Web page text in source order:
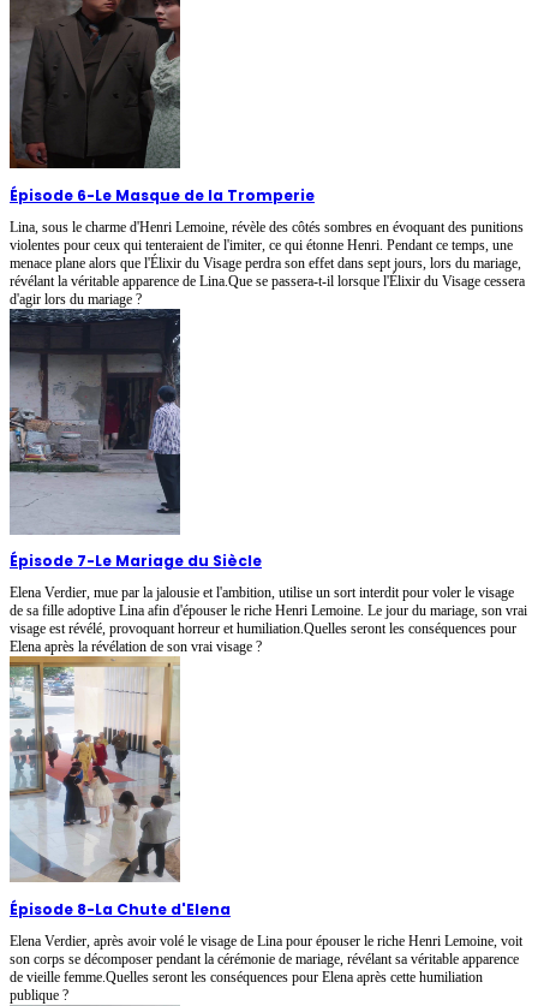
Épisode 6-Le Masque de la Tromperie
Lina, sous le charme d'Henri Lemoine, révèle des côtés sombres en évoquant des punitions
violentes pour ceux qui tenteraient de l'imiter, ce qui étonne Henri. Pendant ce temps, une
menace plane alors que l'Élixir du Visage perdra son effet dans sept jours, lors du mariage,
révélant la véritable apparence de Lina.Que se passera-t-il lorsque l'Élixir du Visage cessera
d'agir lors du mariage ?
Épisode 7-Le Mariage du Siècle
Elena Verdier, mue par la jalousie et l'ambition, utilise un sort interdit pour voler le visage
de sa fille adoptive Lina afin d'épouser le riche Henri Lemoine. Le jour du mariage, son vrai
visage est révélé, provoquant horreur et humiliation.Quelles seront les conséquences pour
Elena après la révélation de son vrai visage ?
Épisode 8-La Chute d'Elena
Elena Verdier, après avoir volé le visage de Lina pour épouser le riche Henri Lemoine, voit
son corps se décomposer pendant la cérémonie de mariage, révélant sa véritable apparence
de vieille femme.Quelles seront les conséquences pour Elena après cette humiliation
publique ?